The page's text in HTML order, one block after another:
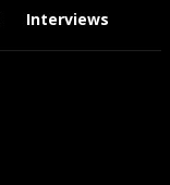
Interviews